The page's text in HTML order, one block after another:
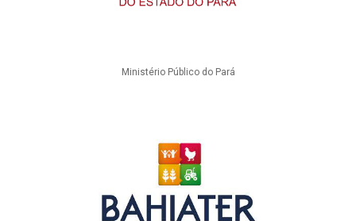
Ministério Público do Pará